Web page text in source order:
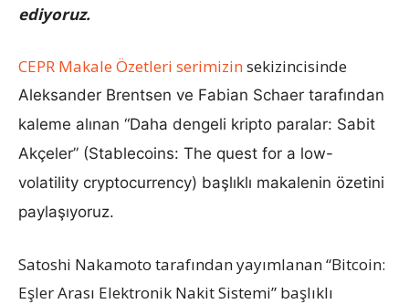
ediyoruz.
CEPR Makale Özetleri serimizinsekizincisinde
Aleksander Brentsen ve Fabian Schaer tarafından
kaleme alınan “Daha dengeli kripto paralar: Sabit
Akçeler” (Stablecoins: The quest for a low-
volatility cryptocurrency) başlıklı makalenin özetini
paylaşıyoruz.
Satoshi Nakamoto tarafından yayımlanan “Bitcoin:
Eşler Arası Elektronik Nakit Sistemi” başlıklı